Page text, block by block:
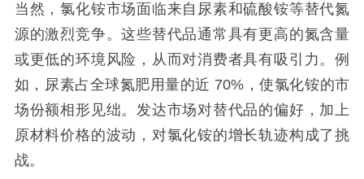
当然，氯化铵市场面临来自尿素和硫酸铵等替代氮
源的激烈竞争。这些替代品通常具有更高的氮含量
或更低的环境风险，从而对消费者具有吸引力。例
如，尿素占全球氮肥用量的近 70%，使氯化铵的市
场份额相形见绌。发达市场对替代品的偏好，加上
原材料价格的波动，对氯化铵的增长轨迹构成了挑
战。